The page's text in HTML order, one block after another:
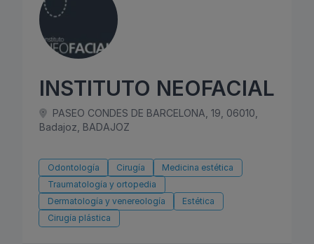
INSTITUTO NEOFACIAL
PASEO CONDES DE BARCELONA, 19, 06010,
Badajoz, BADAJOZ
Odontología Cirugía
Medicina estética
Traumatología y ortopedia
Dermatología y venereología
Estética
Cirugía plástica